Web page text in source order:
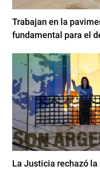
Trabajan en la
fundamental para el
La Justicia rechazó